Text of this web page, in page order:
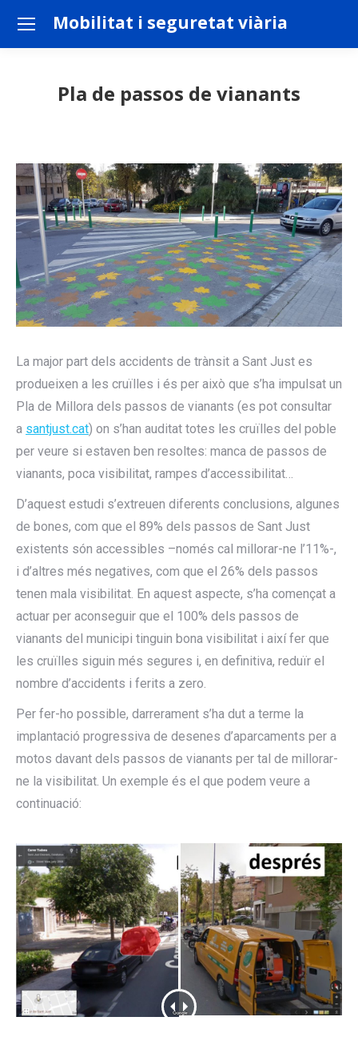
Mobilitat i seguretat viària
Pla de passos de vianants
La major part dels accidents de trànsit a Sant Just es
produeixen a les cruïlles i és per això que s’ha impulsat un
Pla de Millora dels passos de vianants (es pot consultar
a santjust.cat) on s’han auditat totes les cruïlles del poble
per veure si estaven ben resoltes: manca de passos de
vianants, poca visibilitat, rampes d’accessibilitat…
D’aquest estudi s’extreuen diferents conclusions, algunes
de bones, com que el 89% dels passos de Sant Just
existents són accessibles –només cal millorar-ne l’11%-,
i d’altres més negatives, com que el 26% dels passos
tenen mala visibilitat. En aquest aspecte, s’ha començat a
actuar per aconseguir que el 100% dels passos de
vianants del municipi tinguin bona visibilitat i així fer que
les cruïlles siguin més segures i, en definitiva, reduïr el
nombre d’accidents i ferits a zero.
Per fer-ho possible, darrerament s’ha dut a terme la
implantació progressiva de desenes d’aparcaments per a
motos davant dels passos de vianants per tal de millorar-
ne la visibilitat. Un exemple és el que podem veure a
continuació: